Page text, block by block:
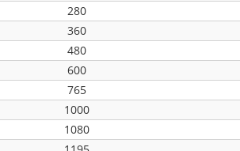
280
360
480
600
765
1000
1080